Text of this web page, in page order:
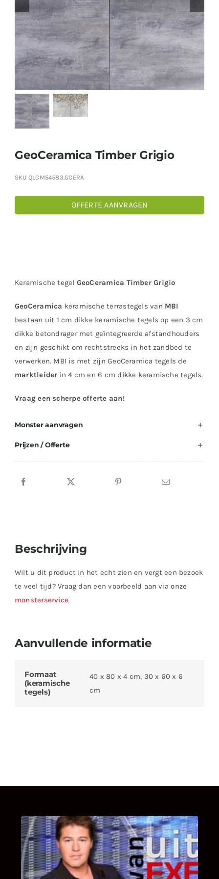
Contact
Offerte aanvragen
GeoCeramica Timber Grigio
SKU QLCM54583.GCERA
OFFERTE AANVRAGEN
Keramische tegel GeoCeramica Timber Grigio
GeoCeramica keramische terrastegels van MBI
bestaan uit 1 cm dikke keramische tegels op een 3 cm
dikke betondrager met geïntegreerde afstandhouders
en zijn geschikt om rechtstreeks in het zandbed te
verwerken. MBI is met zijn GeoCeramica tegels de
marktleider in 4 cm en 6 cm dikke keramische tegels.
Vraag een scherpe offerte aan!
Monster aanvragen
Prijzen / Offerte
Beschrijving
Wilt u dit product in het echt zien en vergt een bezoek
te veel tijd? Vraag dan een voorbeeld aan via onze
monsterservice
Aanvullende informatie
Formaat
(keramische
tegels)
40 x 80 x 4 cm, 30 x 60 x 6
cm
UITSTEL VAN EXECUTIE
Bekijk hier de fragmenten van de deelname
van Bricks and Stones aan dit programma.